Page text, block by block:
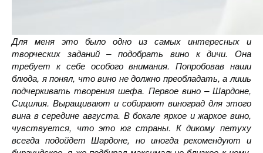
Для меня это было одно из самых интересных и
творческих заданий – подобрать вино к дичи. Она
требует к себе особого внимания. Попробовав наши
блюда, я понял, что вино не должно преобладать, а лишь
подчеркивать творения шефа. Первое вино – Шардоне,
Сицилия. Выращивают и собирают виноград для этого
вина в середине августа. В бокале яркое и жаркое вино,
чувствуется, что это юг страны. К дикому петуху
всегда подойдет Шардоне, но иногда рекомендуют и